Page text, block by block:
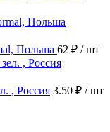
Польша 62 ₽ / шт
, Россия 3.50 ₽ / шт